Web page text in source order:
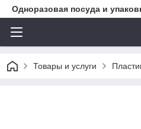
Одноразовая посуда и
Товары и услуги